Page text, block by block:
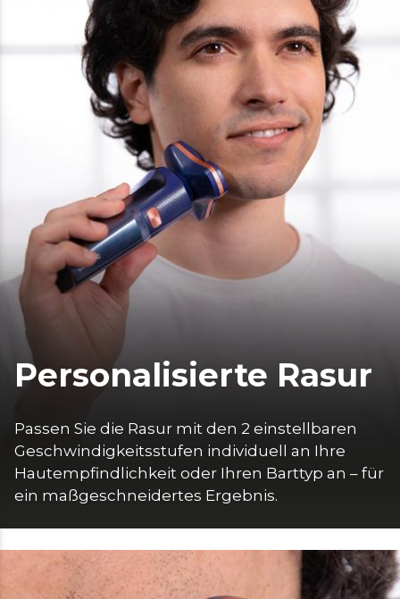
Personalisierte Rasur
Passen Sie die Rasur mit den 2 einstellbaren
Geschwindigkeitsstufen individuell an Ihre
Hautempfindlichkeit oder Ihren Barttyp an – für
ein maßgeschneidertes Ergebnis.